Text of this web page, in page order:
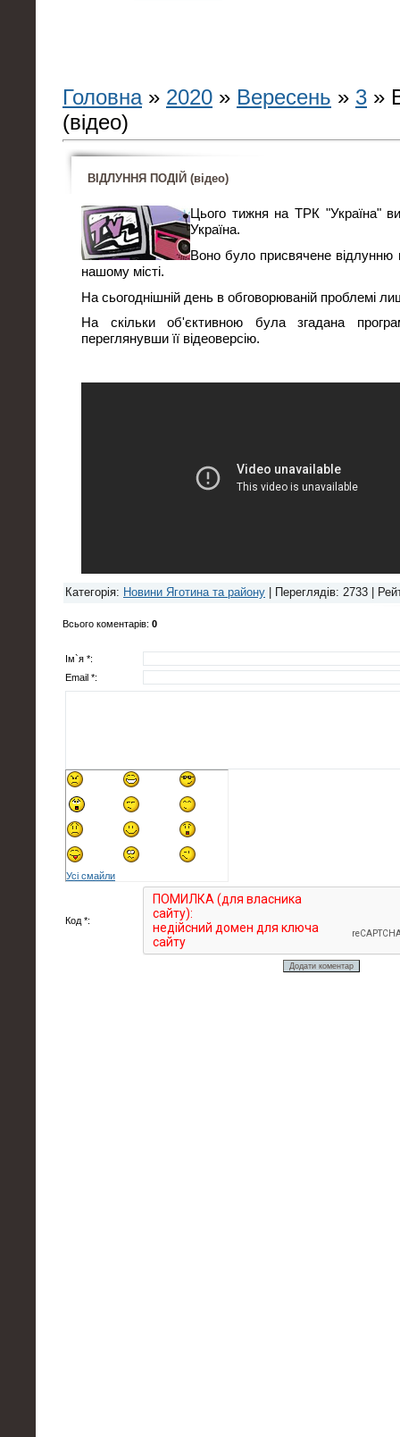
Головна» 2020 » Вересень » 3 »
(відео)
ВІДЛУННЯ ПОДІЙ (відео)
Цього тижня на ТРК "Україна"
Україна.
Воно було присвячене
нашому місті.
На сьогоднішній день в обговорюваній проблемі
На скільки об'єктивною була згадана
переглянувши її відеоверсію.
Категорія: Новини Яготина та району Переглядів: 2733 |
Всього коментарів: 0
Ім`я *:
Email *:
Усі смайли
Код *: